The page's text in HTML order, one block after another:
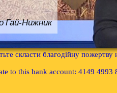
Гай-Нижник
скласти благодійну
to this bank account: 4149 4993